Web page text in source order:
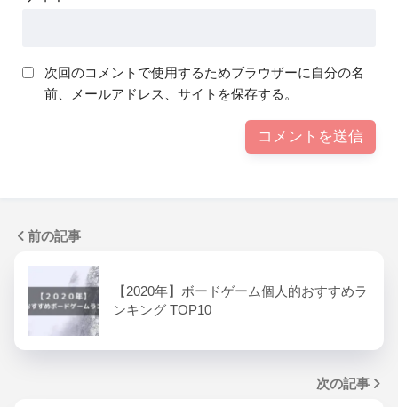
次回のコメントで使用するためブラウザーに自分の名
前、メールアドレス、サイトを保存する。
前の記事
【2020年】ボードゲーム個人的おすすめラ
ンキング TOP10
次の記事